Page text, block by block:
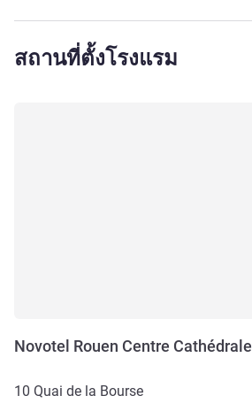
สถานที่ตั้งโรงแรม
Novotel Rouen Centre Cathédrale
10 Quai de la Bourse